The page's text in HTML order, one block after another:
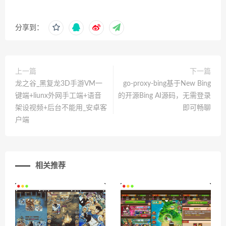
分享到：
上一篇
龙之谷_黑复龙3D手游VM一
键端+liunx外网手工端+语音
架设视频+后台不能用_安卓客
户端
下一篇
go-proxy-bing基于New Bing
的开源Bing AI源码，无需登录
即可畅聊
相关推荐